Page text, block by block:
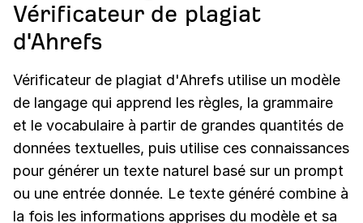
Vérificateur de plagiat
d'Ahrefs
Vérificateur de plagiat d'Ahrefs utilise un modèle
de langage qui apprend les règles, la grammaire
et le vocabulaire à partir de grandes quantités de
données textuelles, puis utilise ces connaissances
pour générer un texte naturel basé sur un prompt
ou une entrée donnée. Le texte généré combine à
la fois les informations apprises du modèle et sa